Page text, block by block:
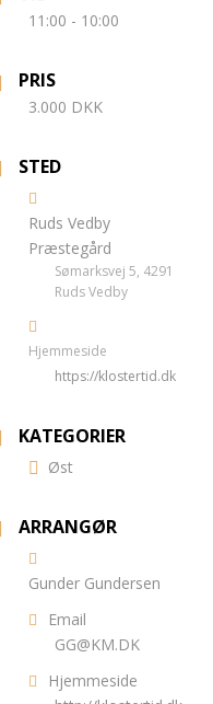
11:00 - 10:00
PRIS
3.000 DKK
STED
Ruds Vedby
Præstegård
Sømarksvej 5, 4291
Ruds Vedby
Hjemmeside
https://klostertid.dk
KATEGORIER
Øst
ARRANGØR
Gunder Gundersen
Email
GG@KM.DK
Hjemmeside